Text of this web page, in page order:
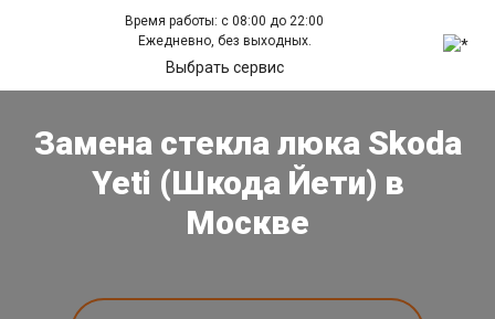
Время работы: с 08:00 до 22:00
Ежедневно, без выходных.
Выбрать сервис
Замена стекла люка Skoda
Yeti (Шкода Йети) в
Москве